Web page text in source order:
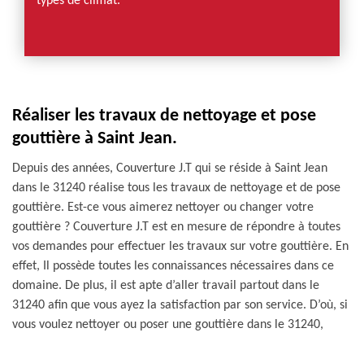
Réaliser les travaux de nettoyage et pose
gouttière à Saint Jean.
Depuis des années, Couverture J.T qui se réside à Saint Jean
dans le 31240 réalise tous les travaux de nettoyage et de pose
gouttière. Est-ce vous aimerez nettoyer ou changer votre
gouttière ? Couverture J.T est en mesure de répondre à toutes
vos demandes pour effectuer les travaux sur votre gouttière. En
effet, Il possède toutes les connaissances nécessaires dans ce
domaine. De plus, il est apte d’aller travail partout dans le
31240 afin que vous ayez la satisfaction par son service. D’où, si
vous voulez nettoyer ou poser une gouttière dans le 31240,